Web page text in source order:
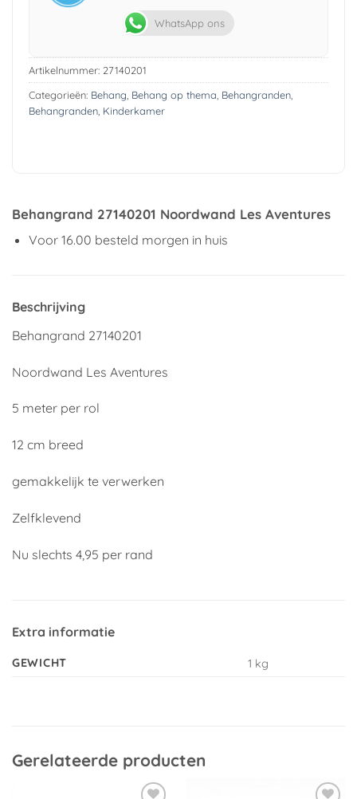
WhatsApp ons
Artikelnummer: 27140201
Categorieën: Behang, Behang op thema, Behangranden,
Behangranden, Kinderkamer
Behangrand 27140201 Noordwand Les Aventures
Voor 16.00 besteld morgen in huis
Beschrijving
Behangrand 27140201
Noordwand Les Aventures
5 meter per rol
12 cm breed
gemakkelijk te verwerken
Zelfklevend
Nu slechts 4,95 per rand
Extra informatie
GEWICHT 1 kg
Gerelateerde producten